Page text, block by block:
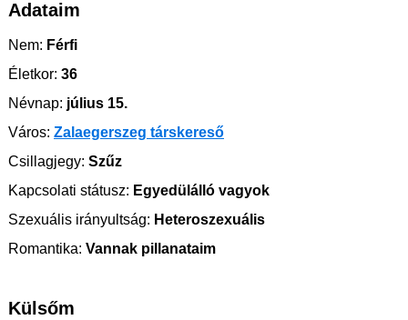
Adataim
Nem: Férfi
Életkor: 36
Névnap: július 15.
Város: Zalaegerszeg társkereső
Csillagjegy: Szűz
Kapcsolati státusz: Egyedülálló vagyok
Szexuális irányultság: Heteroszexuális
Romantika: Vannak pillanataim
Külsőm